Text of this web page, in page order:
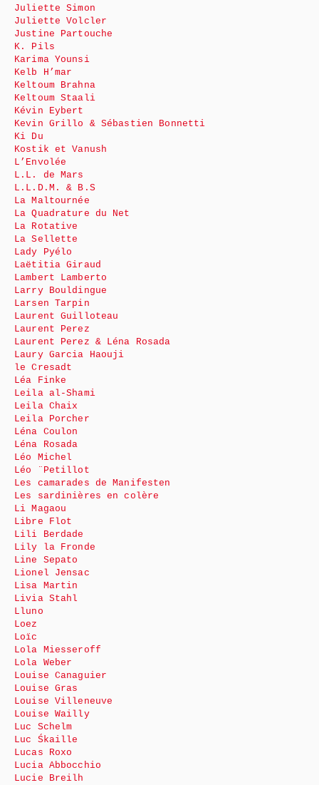
Juliette Simon
Juliette Volcler
Justine Partouche
K. Pils
Karima Younsi
Kelb H’mar
Keltoum Brahna
Keltoum Staali
Kévin Eybert
Kevin Grillo & Sébastien Bonnetti
Ki Du
Kostik et Vanush
L’Envolée
L.L. de Mars
L.L.D.M. & B.S
La Maltournée
La Quadrature du Net
La Rotative
La Sellette
Lady Pyélo
Laëtitia Giraud
Lambert Lamberto
Larry Bouldingue
Larsen Tarpin
Laurent Guilloteau
Laurent Perez
Laurent Perez & Léna Rosada
Laury Garcia Haouji
le Cresadt
Léa Finke
Leila al-Shami
Leila Chaix
Leila Porcher
Léna Coulon
Léna Rosada
Léo Michel
Léo ¨Petillot
Les camarades de Manifesten
Les sardinières en colère
Li Magaou
Libre Flot
Lili Berdade
Lily la Fronde
Line Sepato
Lionel Jensac
Lisa Martin
Livia Stahl
Lluno
Loez
Loïc
Lola Miesseroff
Lola Weber
Louise Canaguier
Louise Gras
Louise Villeneuve
Louise Wailly
Luc Schelm
Luc Śkaille
Lucas Roxo
Lucia Abbocchio
Lucie Breilh